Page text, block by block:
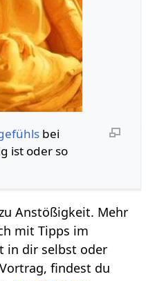
bei
ist oder so
Anstößigkeit. Mehr
mit Tipps im
in dir selbst oder
findest du